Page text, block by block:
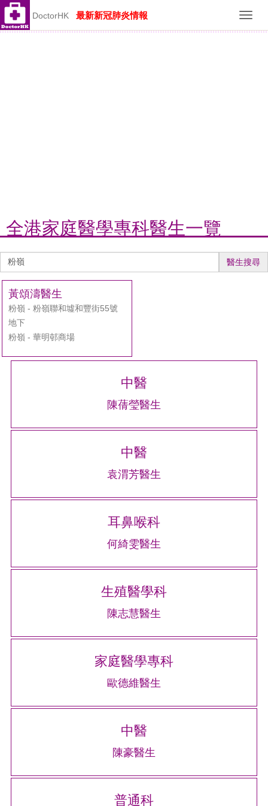
DoctorHK 最新新冠肺炎情報
全港家庭醫學專科醫生一覽
生
醫生搜尋
黃頌濤醫生
粉嶺 - 粉嶺聯和墟和豐街55號
地下
粉嶺 - 華明邨商場
中醫
陳蒨瑩醫生
中醫
袁渭芳醫生
耳鼻喉科
何綺雯醫生
生殖醫學科
陳志慧醫生
家庭醫學專科
歐德維醫生
中醫
陳豪醫生
普通科